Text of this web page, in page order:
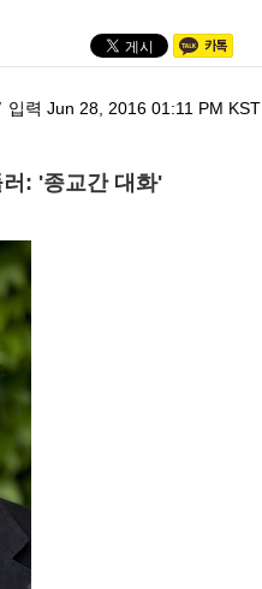
입력 Jun 28, 2016 01:11 PM KST
: '종교간 대화'